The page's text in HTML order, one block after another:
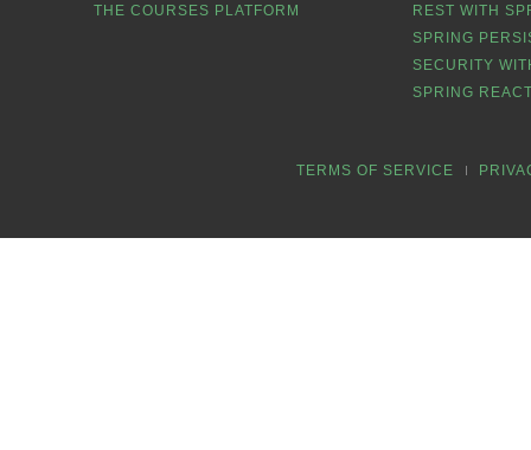
THE COURSES PLATFORM
REST WITH
SPRING
SECURITY
SPRING
TERMS OF SERVICE